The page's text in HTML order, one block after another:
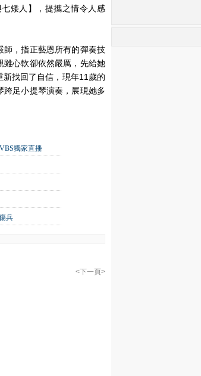
矮人】，提攜之情令人感
師，指正藝恩所有的彈奏技
雖心軟卻依然嚴厲，先給她
找回了自信，現年11歲的
足小提琴演奏，展現她多
獨家直播
兵
<下一頁>